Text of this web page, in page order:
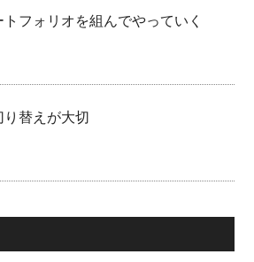
フォリオを組んでやっていく
替えが大切